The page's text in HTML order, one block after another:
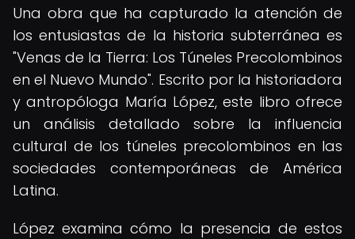
Una obra que ha capturado la atención de
los entusiastas de la historia subterránea es
"Venas de la Tierra: Los Túneles Precolombinos
en el Nuevo Mundo". Escrito por la historiadora
y antropóloga María López, este libro ofrece
un análisis detallado sobre la influencia
cultural de los túneles precolombinos en las
sociedades contemporáneas de América
Latina.
López examina cómo la presencia de estos